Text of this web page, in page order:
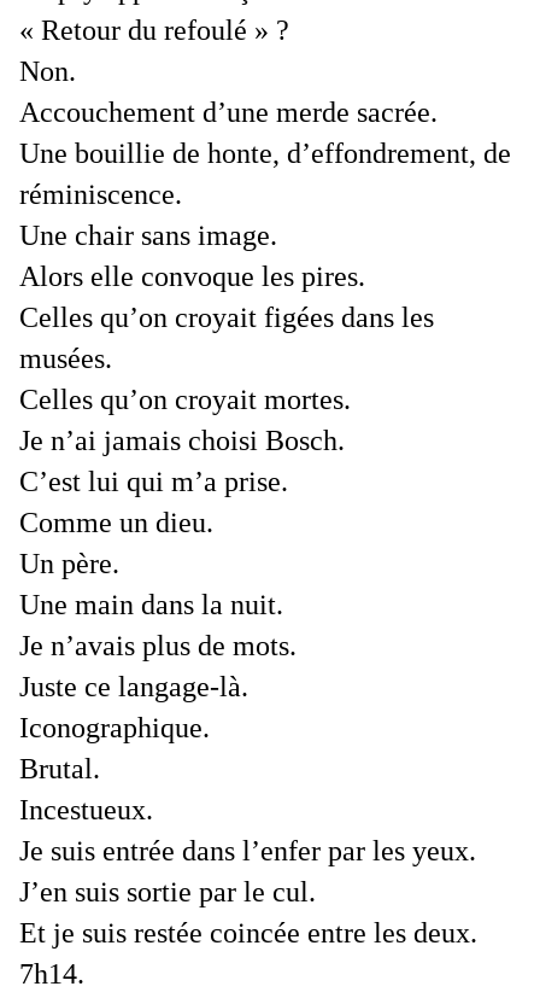
« Retour du refoulé » ?
Non.
Accouchement d’une merde sacrée.
Une bouillie de honte, d’effondrement, de
réminiscence.
Une chair sans image.
Alors elle convoque les pires.
Celles qu’on croyait figées dans les
musées.
Celles qu’on croyait mortes.
Je n’ai jamais choisi Bosch.
C’est lui qui m’a prise.
Comme un dieu.
Un père.
Une main dans la nuit.
Je n’avais plus de mots.
Juste ce langage-là.
Iconographique.
Brutal.
Incestueux.
Je suis entrée dans l’enfer par les yeux.
J’en suis sortie par le cul.
Et je suis restée coincée entre les deux.
7h14.